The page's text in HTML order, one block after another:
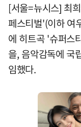
[서울=뉴시스] 최
페스티벌'(이하 여
에 히트곡 '슈퍼스
을, 음악감독에 국
임했다.